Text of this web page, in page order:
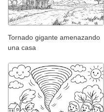
Tornado gigante amenazando
una casa